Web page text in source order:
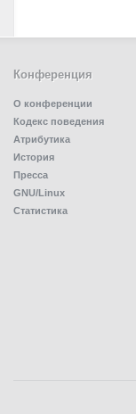
Конференция
О конференции
Кодекс поведения
Атрибутика
История
Пресса
GNU/Linux
Статистика